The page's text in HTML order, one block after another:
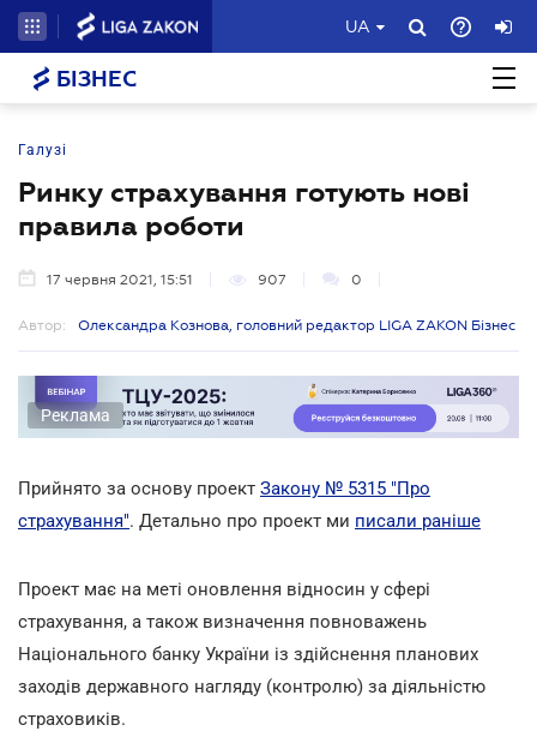
UA
БІЗНЕС
Галузі
Ринку страхування готують нові
правила роботи
17 червня 2021, 15:51 907 0
Автор: Олександра Кознова, головний редактор LIGA ZAKON Бізнес
Реклама
Прийнято за основу проект Закону № 5315 "Про
страхування". Детально про проект ми писали раніше
Проект має на меті оновлення відносин у сфері
страхування, а також визначення повноважень
Національного банку України із здійснення планових
заходів державного нагляду (контролю) за діяльністю
страховиків.